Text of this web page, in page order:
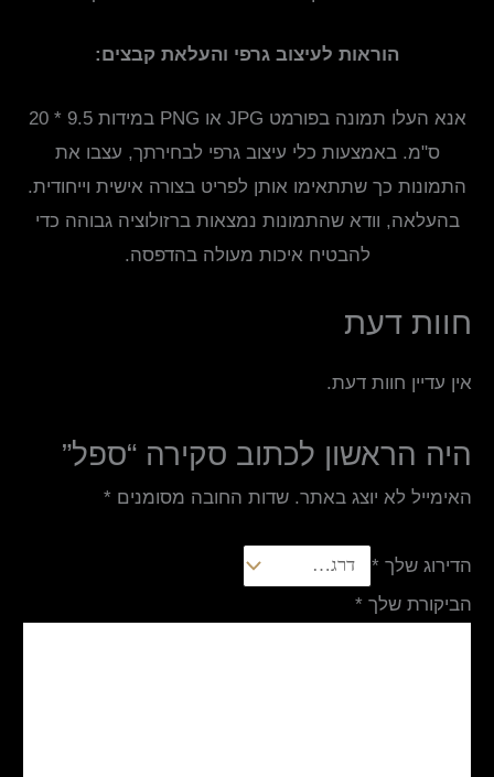
הוראות לעיצוב גרפי והעלאת קבצים:
אנא העלו תמונה בפורמט JPG או PNG במידות 9.5 * 20
ס"מ. באמצעות כלי עיצוב גרפי לבחירתך, עצבו את
התמונות כך שתתאימו אותן לפריט בצורה אישית וייחודית.
בהעלאה, וודא שהתמונות נמצאות ברזולוציה גבוהה כדי
להבטיח איכות מעולה בהדפסה.
חוות דעת
אין עדיין חוות דעת.
היה הראשון לכתוב סקירה “ספל”
האימייל לא יוצג באתר. שדות החובה מסומנים *
הדירוג שלך *
הביקורת שלך *